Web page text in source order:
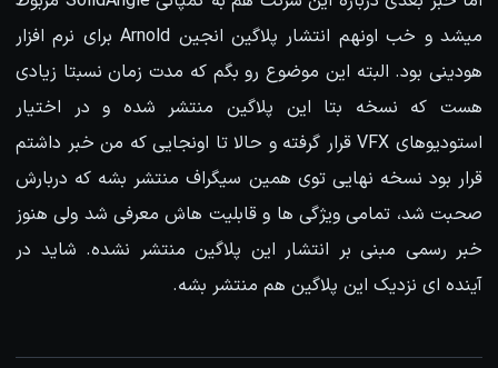
میشد و خب اونهم انتشار پلاگین انجین Arnold برای نرم افزار
هودینی بود. البته این موضوع رو بگم که مدت زمان نسبتا زیادی
هست که نسخه بتا این پلاگین منتشر شده و در اختیار
استودیوهای VFX قرار گرفته و حالا تا اونجایی که من خبر داشتم
قرار بود نسخه نهایی توی همین سیگراف منتشر بشه که دربارش
صحبت شد، تمامی ویژگی ها و قابلیت هاش معرفی شد ولی هنوز
خبر رسمی مبنی بر انتشار این پلاگین منتشر نشده. شاید در
آینده ای نزدیک این پلاگین هم منتشر بشه.